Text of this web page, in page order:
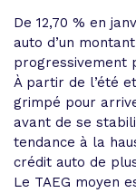
De 12,70 % en
auto d’un
progressivement
À partir de l’été
grimpé pour
avant de se
tendance à la
crédit auto de
Le TAEG moyen